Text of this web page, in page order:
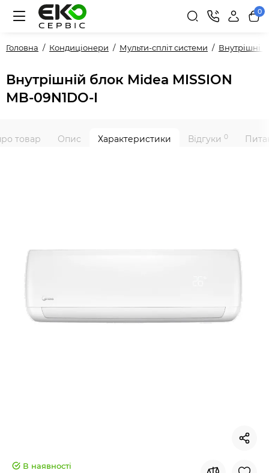
0
Головна Кондиціонери Мульти-спліт системи Внутрішні
Внутрішній блок Midea MISSION
MB-09N1DO-I
товар Опис Характеристики Відгуки 0
В наявності